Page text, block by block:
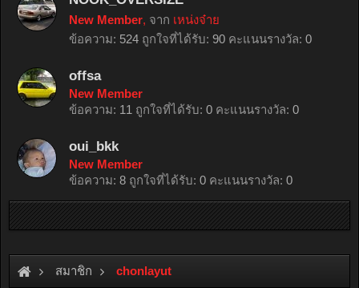
New Member, จาก เหน่งจ๋าย
ข้อความ: 524 ถูกใจที่ได้รับ: 90 คะแนนรางวัล: 0
offsa
New Member
ข้อความ: 11 ถูกใจที่ได้รับ: 0 คะแนนรางวัล: 0
oui_bkk
New Member
ข้อความ: 8 ถูกใจที่ได้รับ: 0 คะแนนรางวัล: 0
สมาชิก chonlayut